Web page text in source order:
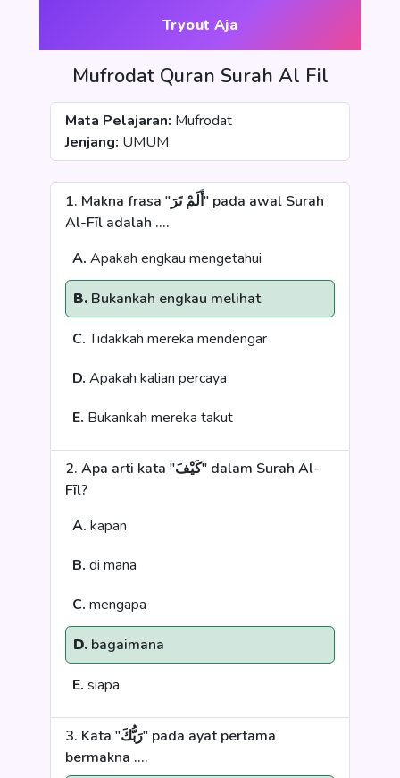
Tryout Aja
Mufrodat Quran Surah Al Fil
Mata Pelajaran: Mufrodat
Jenjang: UMUM
1. Makna frasa "أَلَمْ تَرَ" pada awal Surah
Al-Fīl adalah ....
A. Apakah engkau mengetahui
B. Bukankah engkau melihat
C.Tidakkah mereka mendengar
D. Apakah kalian percaya
E. Bukankah mereka takut
2. Apa arti kata "كَيْفَ" dalam Surah Al-
Fīl?
A. kapan
B. di mana
C. mengapa
D. bagaimana
E. siapa
3. Kata "رَبُّكَ" pada ayat pertama
bermakna ....